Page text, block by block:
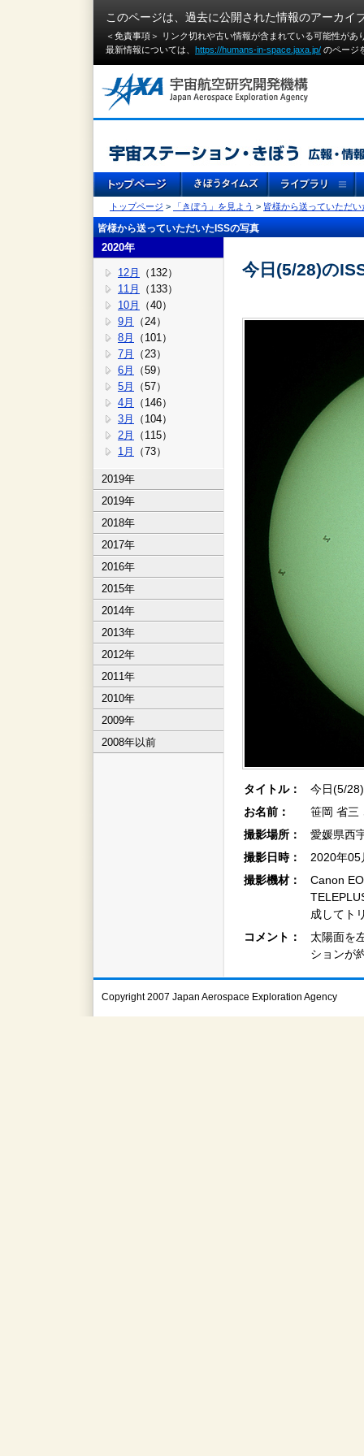
このページは、過去に公開された情報のアーカイ
＜免責事項＞ リンク切れや古い情報が含まれている可能性が
最新情報については、 https://humans-in-space.jaxa.jp/ のページ
トップページ > 「きぼう」を見よう > 皆様から送っていただい
皆様から送っていただいたISSの写真
2020年
12月
（132）
11月
（133）
10月
（40）
9月
（24）
8月
（101）
7月
（23）
6月
（59）
5月
（57）
4月
（146）
3月
（104）
2月
（115）
1月
（73）
2019年
2019年
2018年
2017年
2016年
2015年
2014年
2013年
2012年
2011年
2010年
2009年
2008年以前
今日(5/28)の
タイトル：
今日(5/
お名前：
笹岡 省三
撮影場所：
愛媛県西
撮影日時：
2020年
撮影機材：
Canon
成してト
コメント：
太陽面を
ションが
Copyright 2007 Japan Aerospace Exploration Agency